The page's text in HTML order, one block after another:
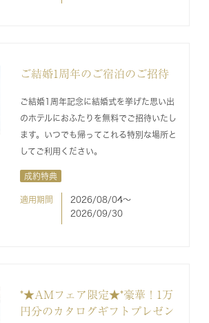
ご結婚1周年のご宿泊のご招待
ご結婚1周年記念に結婚式を挙げた思い出
のホテルにおふたりを無料でご招待いたし
ます。いつでも帰ってこれる特別な場所と
してご利用ください。
成約特典
適用期間
2026/08/04〜
2026/09/30
*★AMフェア限定★*豪華！1万
円分のカタログギフトプレゼン